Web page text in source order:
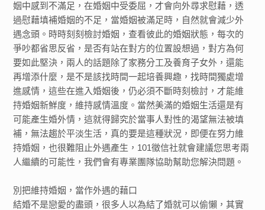
姻中感到不滿足，在婚姻中受委屈，才會向外尋求慰藉，透
過慰藉填補婚姻的不足，當婚姻被滿足時，自然就會減少外
遇念頭。時時刻刻檢討婚姻，查看彼此的婚姻狀態，每次的
爭吵都省思反省，是否有站在對方的位置設想過，對方為何
要如此堅決，兩人的話題除了家務分工及養育子女外，還能
再增添什麼，是不是該找時間一起培養興趣，找時間獨處增
進感情，這些在進入婚姻後，仍必須不斷時刻檢討，才能維
持婚姻新鮮度，維持感情溫度。當然美滿的婚姻生活還是有
可能產生婚外情，這就得歸究於當事人對性的渴望無法被填
補，無法趨於平淡生活，真的要是這種狀況，即便在努力維
持婚姻，也很難阻止外遇產生，101徵信社就會建議您思考兩
人繼續的可能性，我們會有專業團隊協助幫助您解決問題。
別把維持婚姻，當作外遇的藉口
結婚不是戀愛的盡頭，很多人以為結了婚就可以偷懶，其實